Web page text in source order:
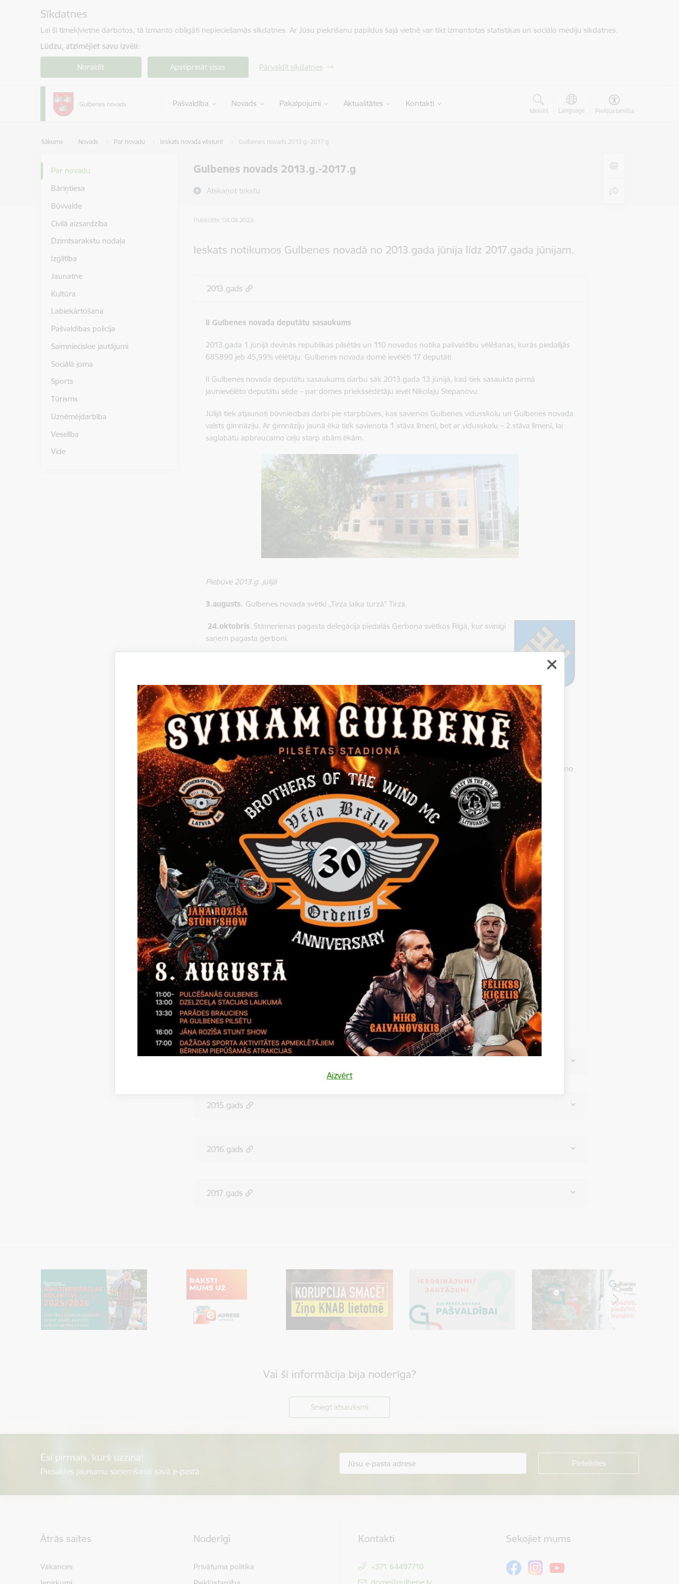
Sīkdatnes
Lai šī tīmekļvietne darbotos, tā izmanto obligāti nepieciešamās sīkdatnes. Ar Jūsu piekrišanu papildus šajā vietnē var tikt izmantotas statistikas un sociālo mediju sīkdatnes.
Lūdzu, atzīmējiet savu izvēli:
Noraidīt Apstiprināt visas Pārvaldīt sīkdatnes
Pašvaldība Novads Pakalpojumi Aktualitātes Kontakti
Meklēt Language Piekļūstamība
Sākums Novads Par novadu Ieskats novada vēsturē Gulbenes novads 2013.g.-2017.g
Gulbenes novads 2013.g.-2017.g
Atskaņot tekstu
Aizvērt
Par novadu
Bāriņtiesa
Būvvalde
Civilā aizsardzība
Dzimtsarakstu nodaļa
Izglītība
Jaunatne
Kultūra
Labiekārtošana
Pašvaldības policija
Saimnieciskie jautājumi
Sociālā joma
Sports
Tūrisms
Uzņēmējdarbība
Veselība
Vide
Publicēts: 04.08.2022.
Ieskats notikumos Gulbenes novadā no 2013.gada jūnija līdz 2017.gada jūnijam.
2013.gads
II Gulbenes novada deputātu sasaukums
2013.gada 1.jūnijā deviņās republikas pilsētās un 110 novados notika pašvaldību vēlēšanas, kurās piedalījās
685890 jeb 45,99% vēlētāju. Gulbenes novada domē ievēlēti 17 deputāti.
II Gulbenes novada deputātu sasaukums darbu sāk 2013.gada 13.jūnijā, kad tiek sasaukta pirmā
jaunievēlēto deputātu sēde – par domes priekšsēdētāju ievēl Nikolaju Stepanovu.
Jūlijā tiek atjaunoti būvniecības darbi pie starpbūves, kas savienos Gulbenes vidusskolu un Gulbenes novada
valsts ģimnāziju. Ar ģimnāziju jaunā ēka tiek savienota 1.stāva līmenī, bet ar vidusskolu – 2.stāva līmenī, lai
saglabātu apbraucamo ceļu starp abām ēkām.
Piebūve 2013.g. jūlijā
3.augusts. Gulbenes novada svētki „Tirza laika turzā" Tirzā.
24.oktobris. Stāmerienas pagasta delegācija piedalās Ģerboņa svētkos Rīgā, kur svinīgi
saņem pagasta ģerboni.
iestādi – Gulbenes veco ļaužu dzīvojamā māja – par Gulbenes novada sociālā
dienesta struktūrvienību no 01.01.2014.,
Gulbenes novada Beļavas pagasta pārvaldes struktūrvienību „Sociālā dzīvojamā māja „Blomīte”” par
Gulbenes novada sociālā dienesta struktūrvienību no 01.01.2014.
28.novembris. Gulbenes novada dome nolemj
iestādi – Gulbenes veco ļaužu dzīvojamā māja – par Gulbenes novada sociālā dienesta struktūrvienību no
01.01.2014.,
Gulbenes novada Beļavas pagasta pārvaldes struktūrvienību „Sociālā dzīvojamā māja „Blomīte”” par
Gulbenes novada sociālā dienesta struktūrvienību no 01.01.2014.
28.novembris.Gulbenes novada dome nolemj
izsludināt akciju „100 gulbji Latvijas simtgadei", kuras mērķis ir novada teritorijā izvietot vides objektus,
kas saistīti ar novada simbola – gulbja – materializēšanu telpā un laikā, veicinot Gulbenes novada
atpazīstamību visplašākajā mērogā.
19.decembris.Gulbenes novada dome nolemj reorganizēt:
18 bibliotēkas pagastos, kas ir pagastu pārvalžu struktūrvienības, par Gulbenes novada bibliotēkas
struktūrvienībām no 01.01.2014.
Litenes pagasta pārvaldes struktūrvienību – Litenes bērnu patversme – par iestādi „Gulbenes novada
Litenes bērnu patversme”.
2015.gads
2016.gads
2017.gads
Vai šī informācija bija noderīga?
Sniegt atsauksmi
Esi pirmais, kurš uzzina!
Piesakies jaunumu saņemšanai savā e-pastā.
Ātrās saites
Vakances
Noderīgi
Privātuma politika
Kontakti
+371 64497710
E-pasts:
Sekojiet mums